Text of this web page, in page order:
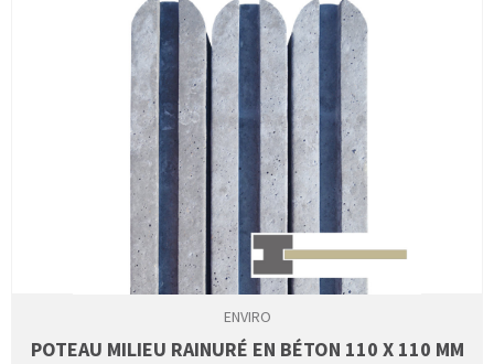
ENVIRO
POTEAU MILIEU RAINURÉ EN BÉTON 110 X 110 MM